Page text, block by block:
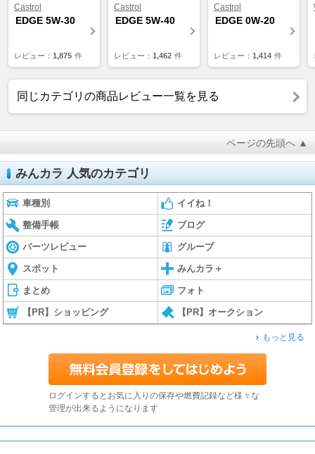
Castrol
EDGE 5W-30
レビュー： 1,875 件
Castrol
EDGE 5W-40
レビュー： 1,462 件
Castrol
EDGE 0W-20
レビュー： 1,414 件
同じカテゴリの商品レビュー一覧を見る
ページの先頭へ ▲
みんカラ 人気のカテゴリ
車種別 イイね！
整備手帳 ブログ
パーツレビュー グループ
スポット みんカラ＋
まとめ フォト
【PR】ショッピング 【PR】オークション
もっと見る
ログインするとお気に入りの保存や燃費記録など様々な
管理が出来るようになります